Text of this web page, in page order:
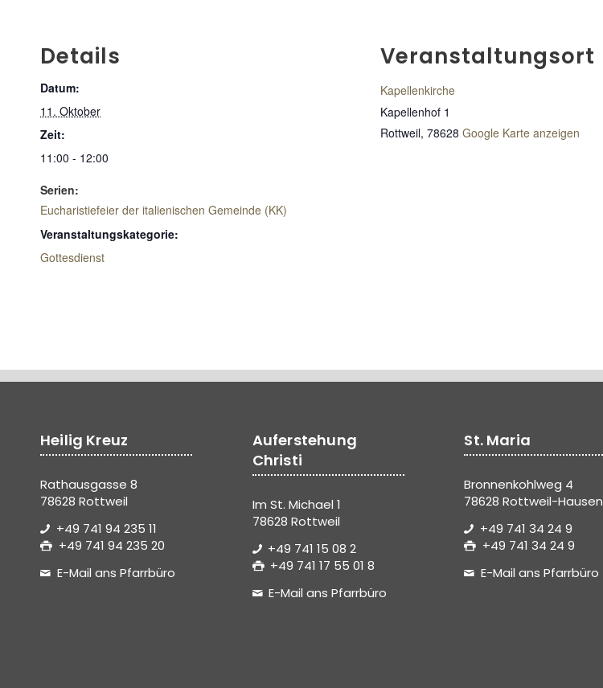
Details
Datum:
11. Oktober
Zeit:
11:00 - 12:00
Serien:
Eucharistiefeier der italienischen Gemeinde (KK)
Veranstaltungskategorie:
Gottesdienst
Veranstaltungsort
Kapellenkirche
Kapellenhof 1
Rottweil, 78628 Google Karte anzeigen
Heilig Kreuz
Rathausgasse 8
78628 Rottweil
+49 741 94 235 11
+49 741 94 235 20
E-Mail ans Pfarrbüro
Auferstehung
Christi
Im St. Michael 1
78628 Rottweil
+49 741 15 08 2
+49 741 17 55 01 8
E-Mail ans Pfarrbüro
St. Maria
Bronnenkohlweg 4
78628 Rottweil-Hausen
+49 741 34 24 9
+49 741 34 24 9
E-Mail ans Pfarrbüro